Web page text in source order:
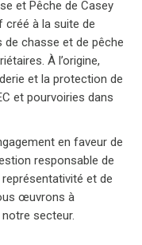
et Pêche de Casey
créé à la suite de
de chasse et de pêche
À l’origine,
et la protection de
et pourvoiries dans
en faveur de
responsable de
et de
œuvrons à
secteur.